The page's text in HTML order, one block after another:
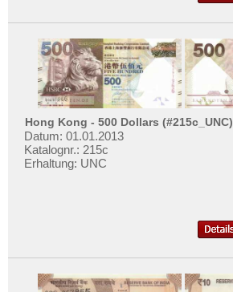
Hong Kong - 500 Dollars (#215c_UNC)
Datum: 01.01.2013
Katalognr.: 215c
Erhaltung: UNC